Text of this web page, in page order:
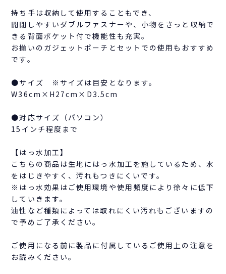
持ち手は収納して使用することもでき、
開閉しやすいダブルファスナーや、小物をさっと収納で
きる背面ポケット付で機能性も充実。
お揃いのガジェットポーチとセットでの使用もおすすめ
です。
●サイズ ※サイズは目安となります。
W36cm×H27cm×D3.5cm
●対応サイズ（パソコン）
15インチ程度まで
【はっ水加工】
こちらの商品は生地にはっ水加工を施しているため、水
をはじきやすく、汚れもつきにくいです。
※はっ水効果はご使用環境や使用頻度により徐々に低下
していきます。
油性など種類によっては取れにくい汚れもございますの
で予めご了承ください。
ご使用になる前に製品に付属しているご使用上の注意を
お読みください。